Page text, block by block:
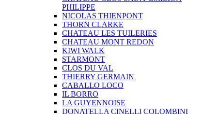
PHILIPPE
NICOLAS THIENPONT
THORN CLARKE
CHATEAU LES TUILERIES
CHATEAU MONT REDON
KIWI WALK
STARMONT
CLOS DU VAL
THIERRY GERMAIN
CABALLO LOCO
IL BORRO
LA GUYENNOISE
DONATELLA CINELLI COLOMBINI